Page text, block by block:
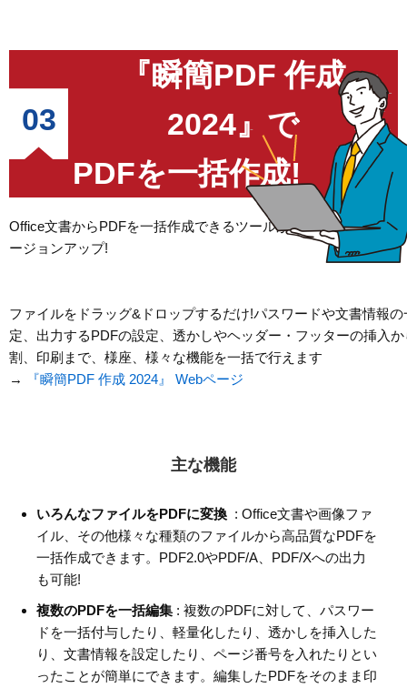
03
『瞬簡PDF 作成
2024』で
PDFを一括作成!
Office文書からPDFを一括作成できるツールが『瞬簡PDF 作成
ージョンアップ!
ファイルをドラッグ&ドロップするだけ!パスワードや文書情報の
定、出力するPDFの設定、透かしやヘッダー・フッターの挿入
割、印刷まで、様座、様々な機能を一括で行えます
→
『瞬簡PDF 作成 2024』 Webページ
主な機能
いろんなファイルをPDFに変換 : Office文書や画像ファ
イル、その他様々な種類のファイルから高品質なPDFを
一括作成できます。PDF2.0やPDF/A、PDF/Xへの出力
も可能!
複数のPDFを一括編集 : 複数のPDFに対して、パスワー
ドを一括付与したり、軽量化したり、透かしを挿入した
り、文書情報を設定したり、ページ番号を入れたりとい
ったことが簡単にできます。編集したPDFをそのまま印